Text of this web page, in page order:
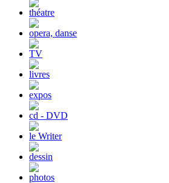
théatre
opera, danse
TV
livres
expos
cd - DVD
le Writer
dessin
photos